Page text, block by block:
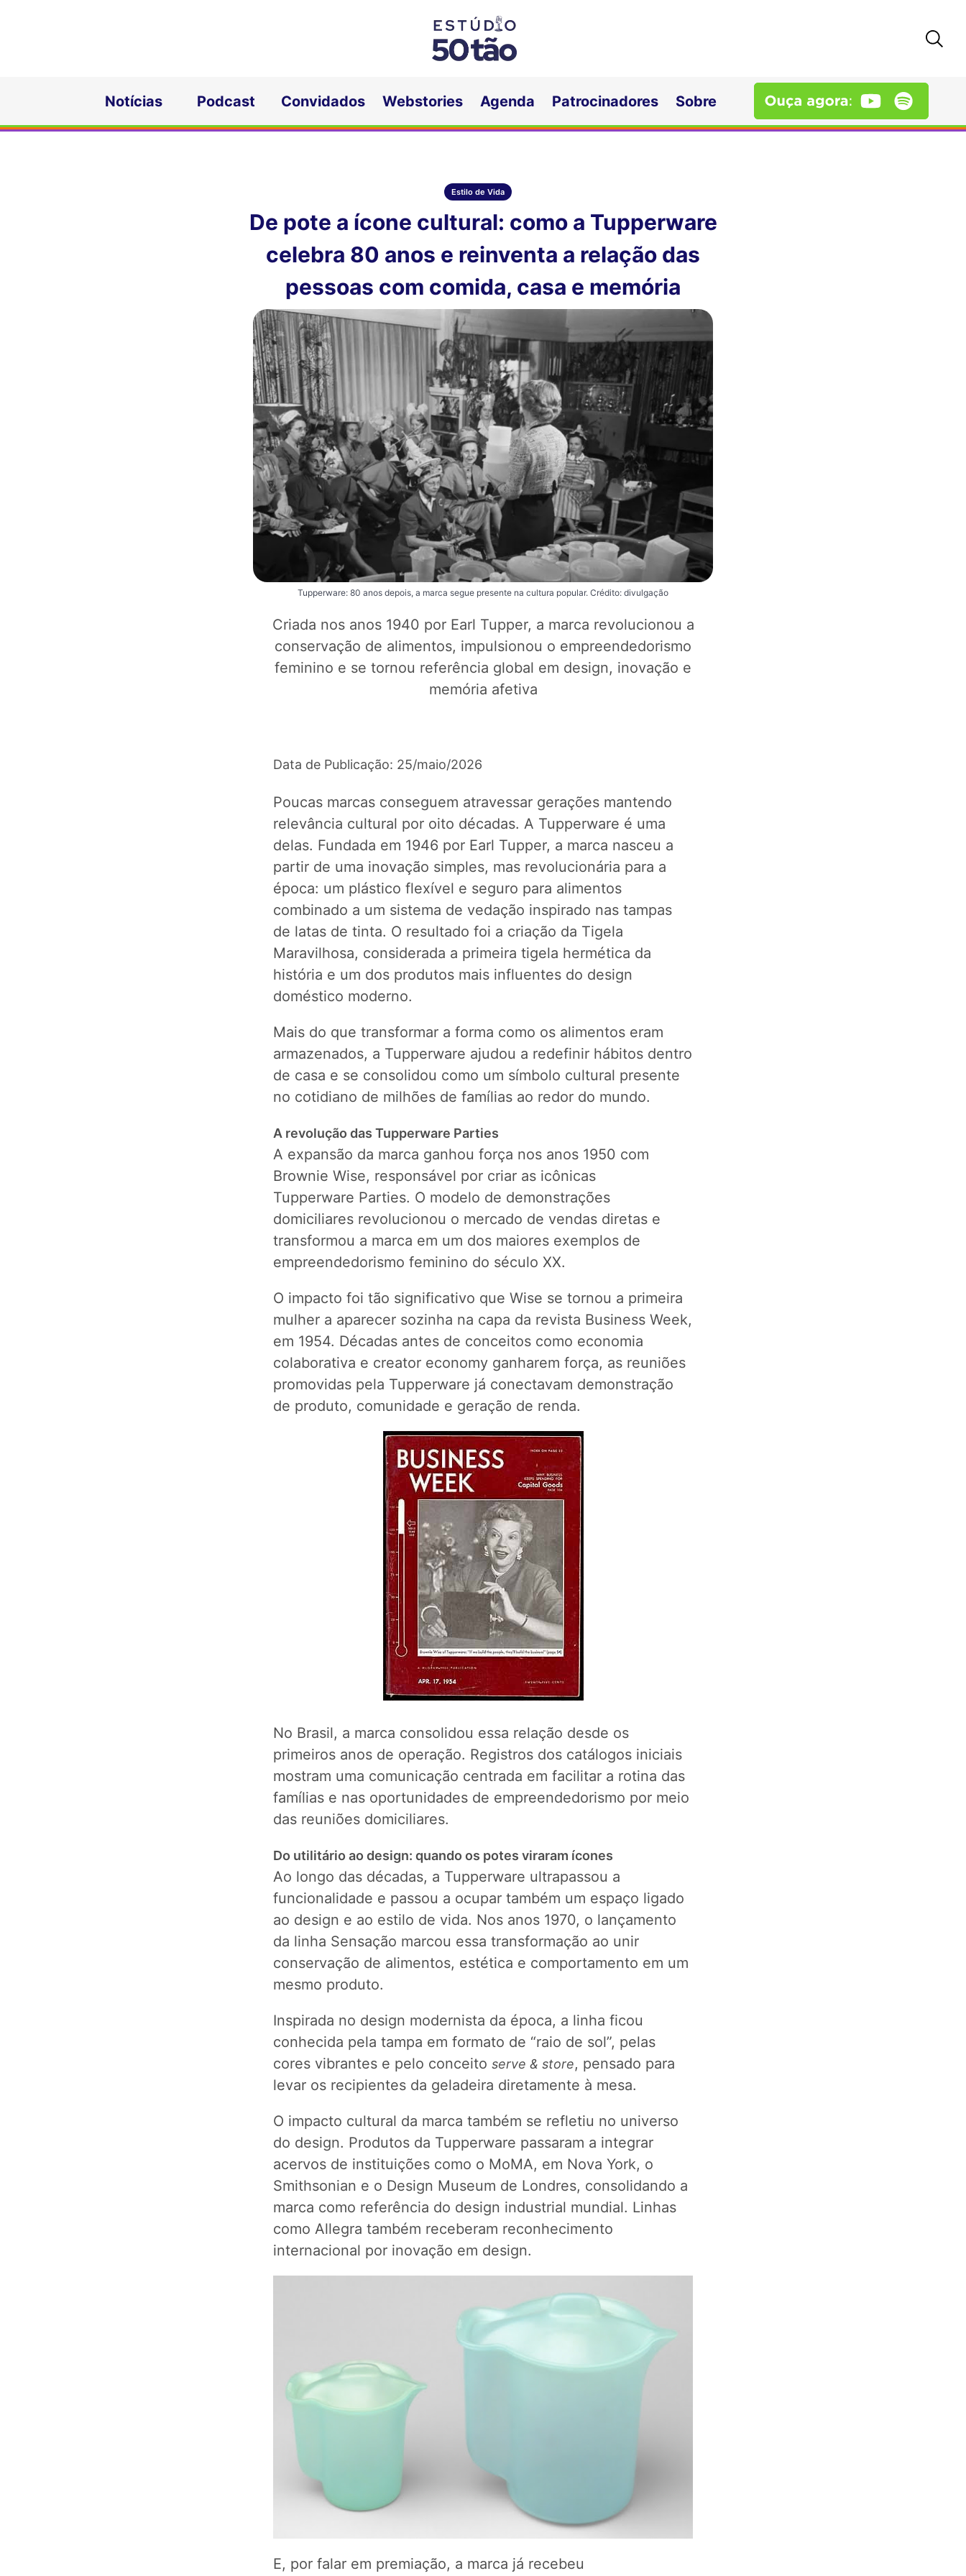
Notícias Podcast Convidados Webstories Agenda Patrocinadores Sobre
Estilo de Vida
De pote a ícone cultural: como a Tupperware
celebra 80 anos e reinventa a relação das
pessoas com comida, casa e memória
Tupperware: 80 anos depois, a marca segue presente na cultura popular. Crédito: divulgação
Criada nos anos 1940 por Earl Tupper, a marca revolucionou a
conservação de alimentos, impulsionou o empreendedorismo
feminino e se tornou referência global em design, inovação e
memória afetiva
Data de Publicação: 25/maio/2026
Poucas marcas conseguem atravessar gerações mantendo
relevância cultural por oito décadas. A Tupperware é uma
delas. Fundada em 1946 por Earl Tupper, a marca nasceu a
partir de uma inovação simples, mas revolucionária para a
época: um plástico flexível e seguro para alimentos
combinado a um sistema de vedação inspirado nas tampas
de latas de tinta. O resultado foi a criação da Tigela
Maravilhosa, considerada a primeira tigela hermética da
história e um dos produtos mais influentes do design
doméstico moderno.
Mais do que transformar a forma como os alimentos eram
armazenados, a Tupperware ajudou a redefinir hábitos dentro
de casa e se consolidou como um símbolo cultural presente
no cotidiano de milhões de famílias ao redor do mundo.
A revolução das Tupperware Parties
A expansão da marca ganhou força nos anos 1950 com
Brownie Wise, responsável por criar as icônicas
Tupperware Parties. O modelo de demonstrações
domiciliares revolucionou o mercado de vendas diretas e
transformou a marca em um dos maiores exemplos de
empreendedorismo feminino do século XX.
O impacto foi tão significativo que Wise se tornou a primeira
mulher a aparecer sozinha na capa da revista Business Week,
em 1954. Décadas antes de conceitos como economia
colaborativa e creator economy ganharem força, as reuniões
promovidas pela Tupperware já conectavam demonstração
de produto, comunidade e geração de renda.
No Brasil, a marca consolidou essa relação desde os
primeiros anos de operação. Registros dos catálogos iniciais
mostram uma comunicação centrada em facilitar a rotina das
famílias e nas oportunidades de empreendedorismo por meio
das reuniões domiciliares.
Do utilitário ao design: quando os potes viraram ícones
Ao longo das décadas, a Tupperware ultrapassou a
funcionalidade e passou a ocupar também um espaço ligado
ao design e ao estilo de vida. Nos anos 1970, o lançamento
da linha Sensação marcou essa transformação ao unir
conservação de alimentos, estética e comportamento em um
mesmo produto.
Inspirada no design modernista da época, a linha ficou
conhecida pela tampa em formato de “raio de sol”, pelas
cores vibrantes e pelo conceito serve & store, pensado para
levar os recipientes da geladeira diretamente à mesa.
O impacto cultural da marca também se refletiu no universo
do design. Produtos da Tupperware passaram a integrar
acervos de instituições como o MoMA, em Nova York, o
Smithsonian e o Design Museum de Londres, consolidando a
marca como referência do design industrial mundial. Linhas
como Allegra também receberam reconhecimento
internacional por inovação em design.
E, por falar em premiação, a marca já recebeu